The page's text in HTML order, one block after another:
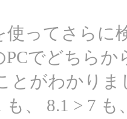
使ってさらに
PCでどちらか
とがわかりま
も、 8.1 > 7